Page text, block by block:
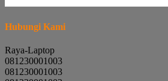
Hubungi Kami
Raya-Laptop
081230001003
081230001003